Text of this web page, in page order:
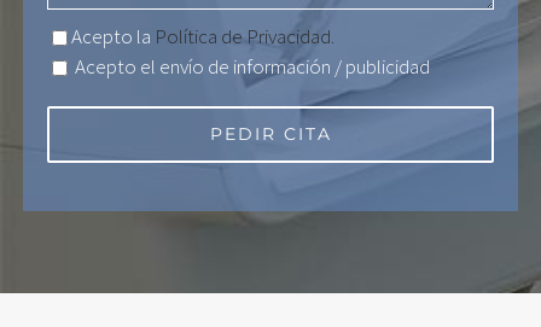
Acepto la Política de Privacidad.
Acepto el envío de información / publicidad